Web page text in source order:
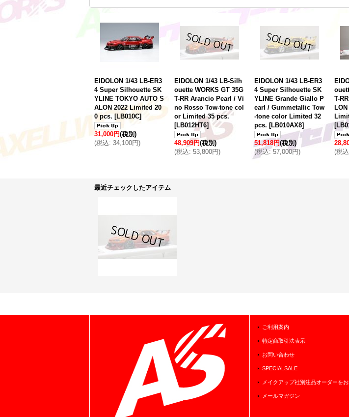
EIDOLON 1/43 LB-ER3
4 Super Silhouette SK
YLINE TOKYO AUTO S
ALON 2022 Limited 20
0 pcs. [LB010C]
31,000円(税別)
(税込: 34,100円)
EIDOLON 1/43 LB-Silh
ouette WORKS GT 35G
T-RR Arancio Pearl / Vi
no Rosso Tow-tone col
or Limited 35 pcs.
[LB012HT6]
48,909円(税別)
(税込: 53,800円)
EIDOLON 1/43 LB-ER3
4 Super Silhouette SK
YLINE Grande Giallo P
earl / Gummetallic Tow
-tone color Limited 32
pcs. [LB010AX8]
51,818円(税別)
(税込: 57,000円)
T-
[
(税込
最近チェックしたアイテム
ご利用案内
特定商取引法表示
お問い合わせ
SPECIALSALE
メイクアップ社別注品オーダーを
メールマガジン